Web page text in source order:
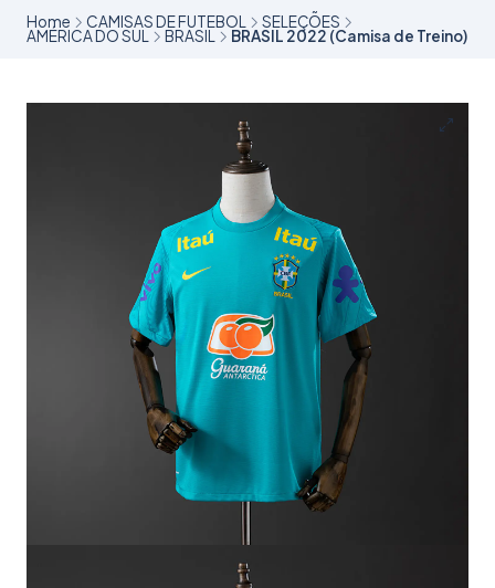
Home CAMISAS DE FUTEBOL SELEÇÕES
AMÉRICA DO SUL BRASIL BRASIL 2022 (Camisa de Treino)